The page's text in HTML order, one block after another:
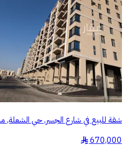
شقة للبيع في شارع الجسر, حي الشعلة,
670,000
§